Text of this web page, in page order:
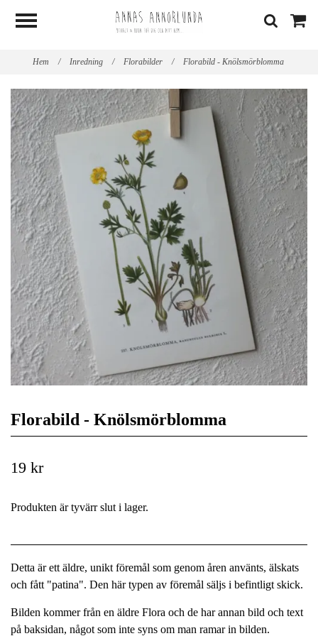
Hem / Inredning / Florabilder / Florabild - Knölsmörblomma
Florabild - Knölsmörblomma
19 kr
Produkten är tyvärr slut i lager.
Detta är ett äldre, unikt föremål som genom åren använts, älskats
och fått "patina". Den här typen av föremål säljs i befintligt skick.
Bilden kommer från en äldre Flora och de har annan bild och text
på baksidan, något som inte syns om man ramar in bilden.